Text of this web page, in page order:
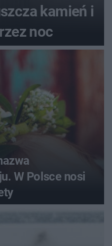
kamień i
noc
W Polsce nosi